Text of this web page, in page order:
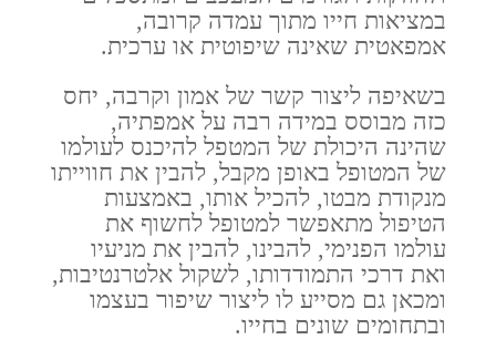
במציאות חייו מתוך עמדה קרובה,
אמפאטית שאינה שיפוטית או ערכית.
בשאיפה ליצור קשר של אמון וקרבה, יחס
כזה מבוסס במידה רבה על אמפתיה,
שהינה היכולת של המטפל להיכנס לעולמו
של המטופל באופן מקבל, להבין את חווייתו
מנקודת מבטו, להכיל אותו, באמצעות
הטיפול מתאפשר למטופל לחשוף את
עולמו הפנימי, להבינו, להבין את מניעיו
ואת דרכי התמודדותו, לשקול אלטרנטיבות,
ומכאן גם מסייע לו ליצור שיפור בעצמו
ובתחומים שונים בחייו.